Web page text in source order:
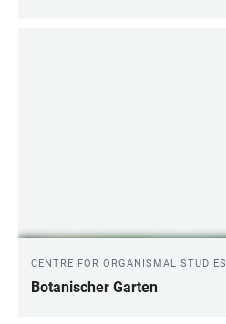
CENTRE FOR ORGANISMAL STUDIES
Botanischer Garten